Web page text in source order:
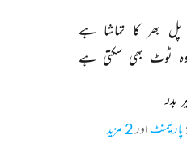
پل بھر کا تماشا ہے
ٹوٹ بھی سکتی ہے
بدر
پارلیمنٹاور2 مزید